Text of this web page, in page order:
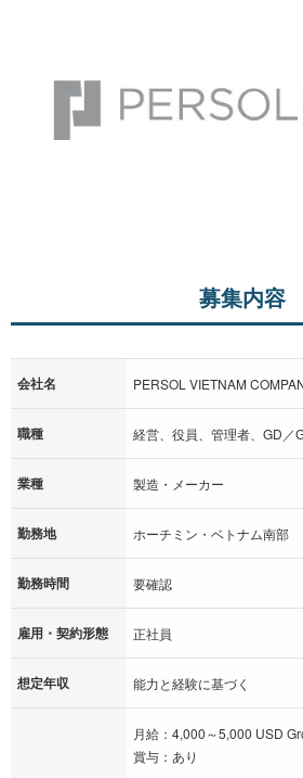
募集内容
会社名 PERSOL VIETNAM
職種 経営、役員、管理者、GD／
業種 製造・メーカー
勤務地 ホーチミン・ベトナム南部
勤務時間 要確認
雇用・契約形態 正社員
想定年収 能力と経験に基づく
⽉給：4,000～5,000 USD
賞与：あり